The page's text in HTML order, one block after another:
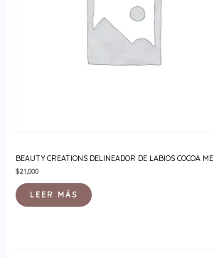
BEAUTY CREATIONS DELINEADOR DE LABIOS COCOA ME
$21,000
LEER MÁS